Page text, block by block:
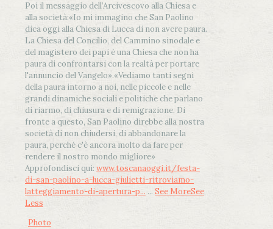
Poi il messaggio dell’Arcivescovo alla Chiesa e
alla società:«Io mi immagino che San Paolino
dica oggi alla Chiesa di Lucca di non avere paura.
La Chiesa del Concilio, del Cammino sinodale e
del magistero dei papi è una Chiesa che non ha
paura di confrontarsi con la realtà per portare
l'annuncio del Vangelo».«Vediamo tanti segni
della paura intorno a noi, nelle piccole e nelle
grandi dinamiche sociali e politiche che parlano
di riarmo, di chiusura e di remigrazione. Di
fronte a questo, San Paolino direbbe alla nostra
società di non chiudersi, di abbandonare la
paura, perché c'è ancora molto da fare per
rendere il nostro mondo migliore»
Approfondisci qui: www.toscanaoggi.it/festa-
di-san-paolino-a-lucca-giulietti-ritroviamo-
latteggiamento-di-apertura-p... ... See MoreSee
Less
Photo